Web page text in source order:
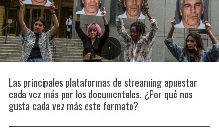
Las principales plataformas de streaming apuestan
cada vez más por los documentales. ¿Por qué nos
gusta cada vez más este formato?